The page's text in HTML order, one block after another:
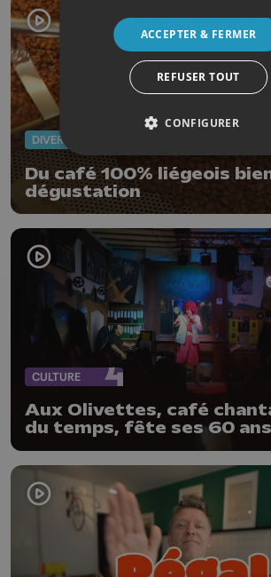
DIVERS
Du café 100% liégeois
dégustation
CULTURE
Aux Olivettes, café
du temps, fête ses 60 ans
ACCEPTER & FERMER
REFUSER TOUT
CONFIGURER